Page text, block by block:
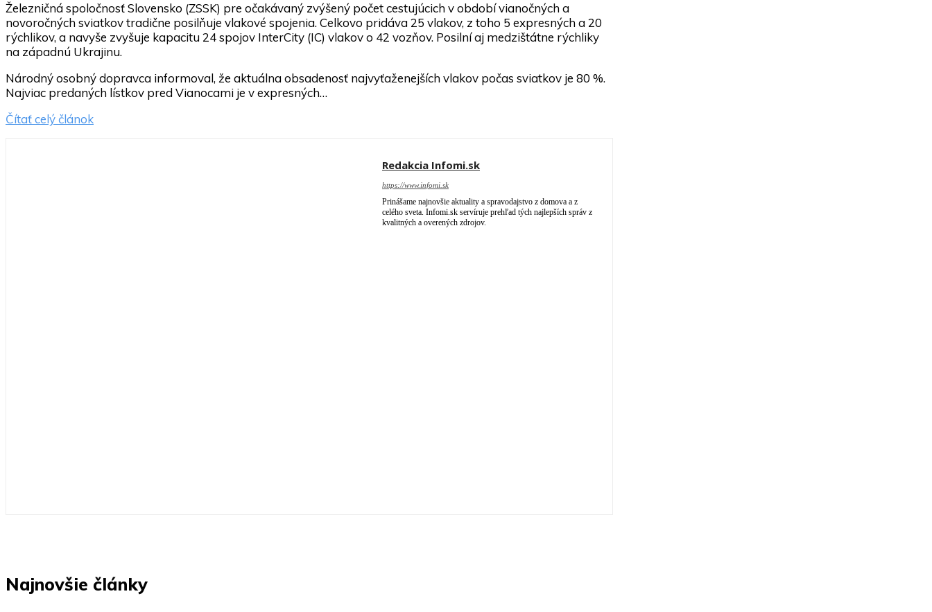
Železničná spoločnosť Slovensko (ZSSK) pre očakávaný zvýšený počet cestujúcich v období vianočných a
novoročných sviatkov tradične posilňuje vlakové spojenia. Celkovo pridáva 25 vlakov, z toho 5 expresných a 20
rýchlikov, a navyše zvyšuje kapacitu 24 spojov InterCity (IC) vlakov o 42 vozňov. Posilní aj medzištátne rýchliky
na západnú Ukrajinu.
Národný osobný dopravca informoval, že aktuálna obsadenosť najvyťaženejších vlakov počas sviatkov je 80 %.
Najviac predaných lístkov pred Vianocami je v expresných…
Čítať celý článok
Redakcia Infomi.sk
https://www.infomi.sk
Prinášame najnovšie aktuality a spravodajstvo z domova a z
celého sveta. Infomi.sk servíruje prehľad tých najlepších správ z
kvalitných a overených zdrojov.
Najnovšie články